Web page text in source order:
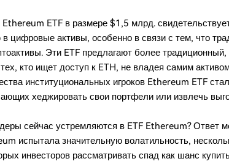
ETF в размере $1,5 млрд.
в цифровые активы, особенно в связи с тем, что
Эти ETF предлагают более
кто ищет доступ к ETH, не владея самим
институциональных игроков Ethereum ETF
хеджировать свои портфели или извлечь
сейчас устремляются в ETF Ethereum? Ответ
испытала значительную волатильность,
инвесторов рассматривать спад как шанс